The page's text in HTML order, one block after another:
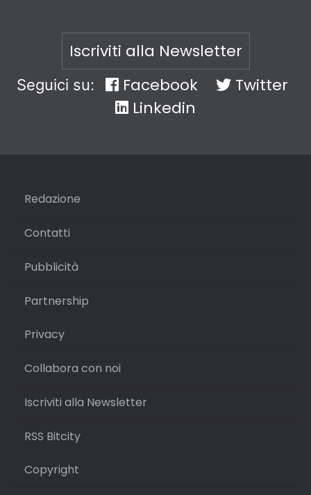
Iscriviti alla Newsletter
Seguici su: Facebook
Twitter
Linkedin
Redazione
Contatti
Pubblicità
Partnership
Privacy
Collabora con noi
Iscriviti alla Newsletter
RSS Bitcity
Copyright